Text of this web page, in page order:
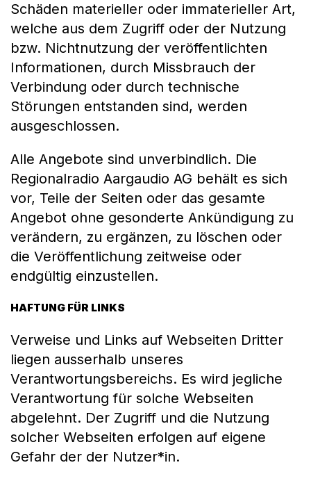
Schäden materieller oder immaterieller Art,
welche aus dem Zugriff oder der Nutzung
bzw. Nichtnutzung der veröffentlichten
Informationen, durch Missbrauch der
Verbindung oder durch technische
Störungen entstanden sind, werden
ausgeschlossen.
Alle Angebote sind unverbindlich. Die
Regionalradio Aargaudio AG behält es sich
vor, Teile der Seiten oder das gesamte
Angebot ohne gesonderte Ankündigung zu
verändern, zu ergänzen, zu löschen oder
die Veröffentlichung zeitweise oder
endgültig einzustellen.
HAFTUNG FÜR LINKS
Verweise und Links auf Webseiten Dritter
liegen ausserhalb unseres
Verantwortungsbereichs. Es wird jegliche
Verantwortung für solche Webseiten
abgelehnt. Der Zugriff und die Nutzung
solcher Webseiten erfolgen auf eigene
Gefahr der der Nutzer*in.